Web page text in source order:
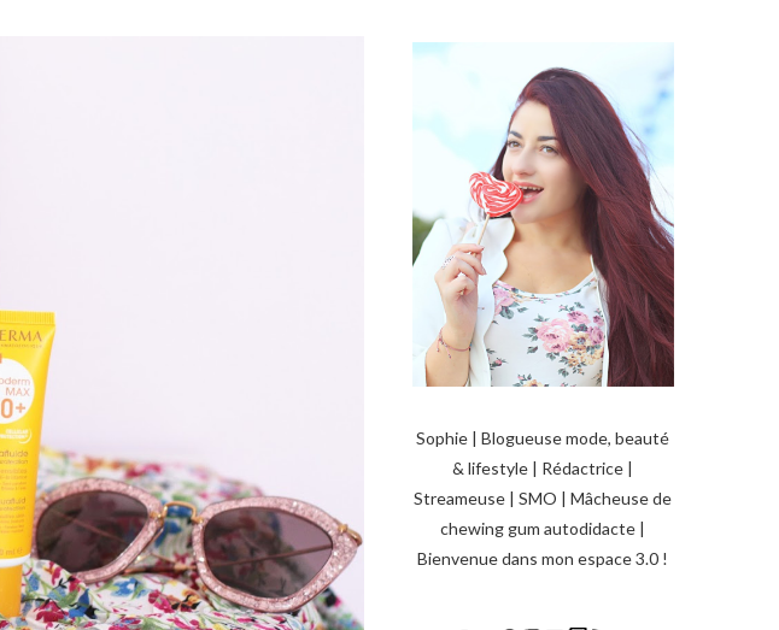
Sophie | Blogueuse mode, beauté
& lifestyle | Rédactrice |
Streameuse | SMO | Mâcheuse de
chewing gum autodidacte |
Bienvenue dans mon espace 3.0 !